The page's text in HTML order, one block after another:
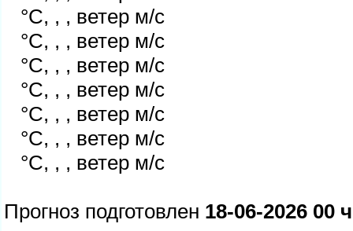
°C, , , ветер м/с
°C, , , ветер м/с
°C, , , ветер м/с
°C, , , ветер м/с
°C, , , ветер м/с
°C, , , ветер м/с
°C, , , ветер м/с
Прогноз подготовлен 18-06-2026 00 ч